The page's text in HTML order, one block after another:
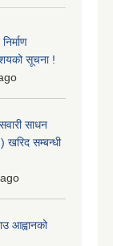
सूचना !
साधन
सम्बन्धी
आह्वानको